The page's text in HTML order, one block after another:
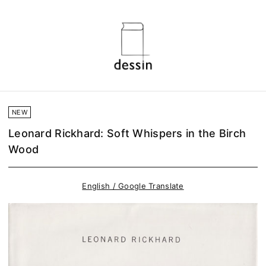
NEW
Leonard Rickhard: Soft Whispers in the Birch
Wood
English / Google Translate